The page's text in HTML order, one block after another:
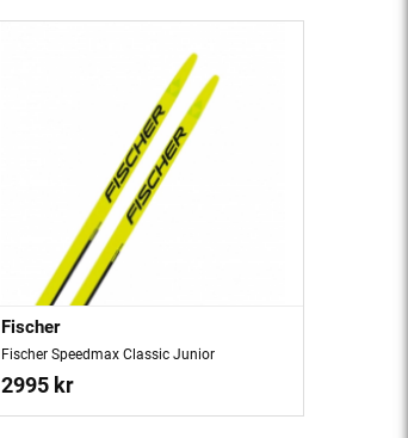
Fischer
Fischer Speedmax Classic Junior
2995 kr